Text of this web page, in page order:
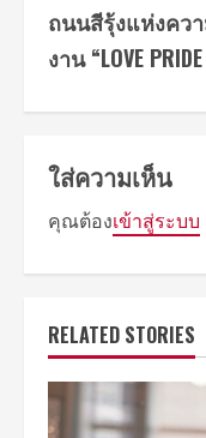
ถนนสีรุ้งแห่งคว
งาน “LOVE
ใส่ความเห็น
คุณต้องเข้าสู่ระบบ
RELATED STORIES